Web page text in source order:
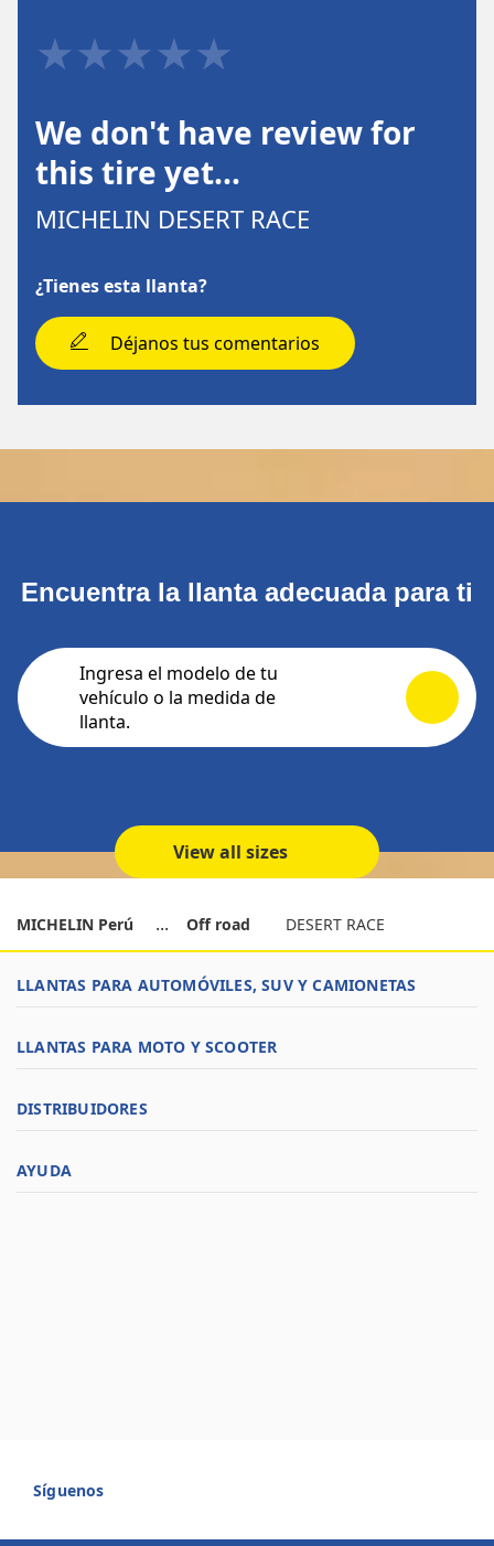
★★★★★
We don't have review for
this tire yet…
MICHELIN DESERT RACE
¿Tienes esta llanta?
Déjanos tus comentarios
Encuentra la llanta adecuada para ti
Ingresa el modelo de tu
vehículo o la medida de
llanta.
View all sizes
MICHELIN Perú Off road DESERT RACE
LLANTAS PARA AUTOMÓVILES, SUV Y CAMIONETAS
LLANTAS PARA MOTO Y SCOOTER
DISTRIBUIDORES
AYUDA
Síguenos